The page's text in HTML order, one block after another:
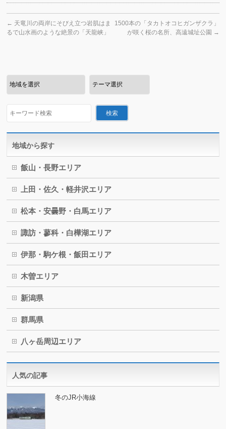
← 天竜川の両岸にそびえ立つ岩肌はま
るで山水画のような絶景の「天龍峡」
1500本の「タカトオコヒガンザクラ」
が咲く桜の名所、高遠城址公園 →
地域から探す
飯山・長野エリア
上田・佐久・軽井沢エリア
松本・安曇野・白馬エリア
諏訪・蓼科・白樺湖エリア
伊那・駒ケ根・飯田エリア
木曽エリア
新潟県
群馬県
八ヶ岳周辺エリア
人気の記事
冬のJR小海線